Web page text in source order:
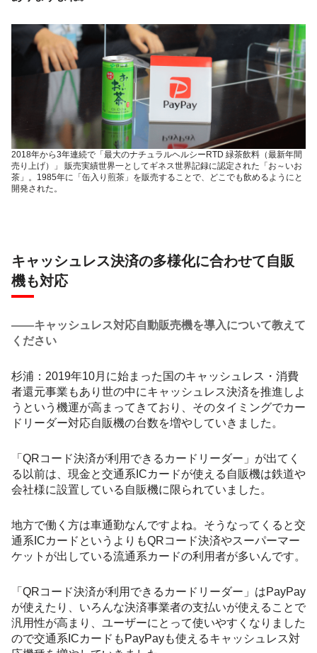
2018年から3年連続で「最大のナチュラルヘルシーRTD 緑茶飲料（最新年間
売り上げ）」 販売実績世界一としてギネス世界記録に認定された「お～いお
茶」。1985年に「缶入り煎茶」を販売することで、どこでも飲めるようにと
開発された。
キャッシュレス決済の多様化に合わせて自販
機も対応
――キャッシュレス対応自動販売機を導入について教えて
ください
杉浦：2019年10月に始まった国のキャッシュレス・消費
者還元事業もあり世の中にキャッシュレス決済を推進しよ
うという機運が高まってきており、そのタイミングでカー
ドリーダー対応自販機の台数を増やしていきました。
「QRコード決済が利用できるカードリーダー」が出てく
る以前は、現金と交通系ICカードが使える自販機は鉄道や
会社様に設置している自販機に限られていました。
地方で働く方は車通勤なんですよね。そうなってくると交
通系ICカードというよりもQRコード決済やスーパーマー
ケットが出している流通系カードの利用者が多いんです。
「QRコード決済が利用できるカードリーダー」はPayPay
が使えたり、いろんな決済事業者の支払いが使えることで
汎用性が高まり、ユーザーにとって使いやすくなりました
ので交通系ICカードもPayPayも使えるキャッシュレス対